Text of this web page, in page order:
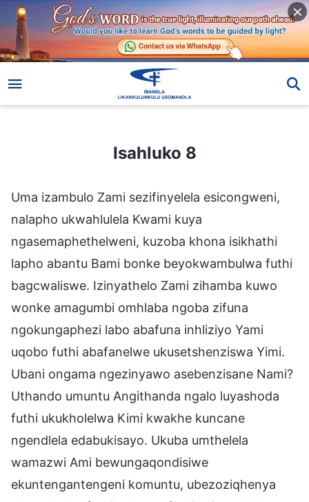
Isahluko 8
Uma izambulo Zami sezifinyelela esicongweni,
nalapho ukwahlulela Kwami kuya
ngasemaphethelweni, kuzoba khona isikhathi
lapho abantu Bami bonke beyokwambulwa futhi
bagcwaliswe. Izinyathelo Zami zihamba kuwo
wonke amagumbi omhlaba ngoba zifuna
ngokungaphezi labo abafuna inhliziyo Yami
uqobo futhi abafanelwe ukusetshenziswa Yimi.
Ubani ongama ngezinyawo asebenzisane Nami?
Uthando umuntu Angithanda ngalo luyashoda
futhi ukukholelwa Kimi kwakhe kuncane
ngendlela edabukisayo. Ukuba umthelela
wamazwi Ami bewungaqondisiwe
ekuntengantengeni komuntu, ubezoziqhenya